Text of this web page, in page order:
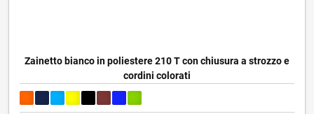
Zainetto bianco in poliestere 210 T con chiusura a strozzo e
cordini colorati